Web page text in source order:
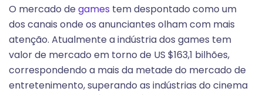
O mercado degames tem despontado como um
dos canais onde os anunciantes olham com mais
atenção. Atualmente a indústria dos games tem
valor de mercado em torno de US $163,1 bilhões,
correspondendo a mais da metade do mercado de
entretenimento, superando as indústrias do cinema